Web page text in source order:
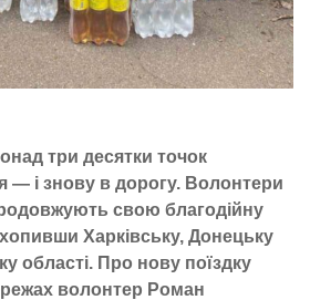
три десятки точок
— і знову в дорогу. Волонтери
свою благодійну
Харківську, Донецьку
області. Про нову поїздку
волонтер Роман